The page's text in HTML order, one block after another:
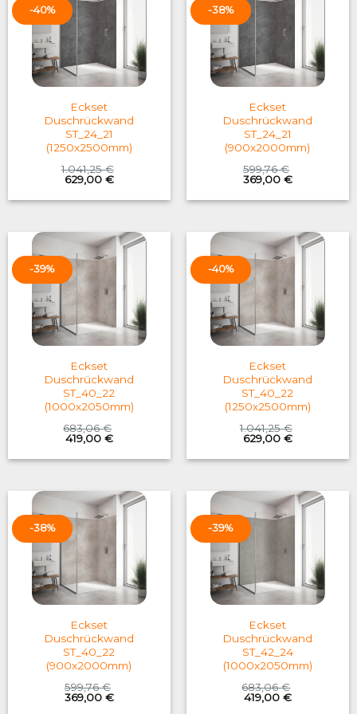
-40%
Eckset
Duschrückwand
ST_24_21
(1250x2500mm)
1.041,25€
Original
price
was:
629,00 €Current
is:
-38%
Eckset
Duschrückwand
ST_24_21
(900x2000mm)
599,76€
Original
price
was:
369,00 €Current
is:
-39%
Eckset
Duschrückwand
ST_40_22
(1000x2050mm)
683,06€
Original
price
was:
419,00 €Current
is:
-40%
Eckset
Duschrückwand
ST_40_22
(1250x2500mm)
1.041,25€
Original
price
was:
629,00 €Current
is:
-38%
Eckset
Duschrückwand
ST_40_22
(900x2000mm)
599,76€
Original
price
369,00 €Current
-39%
Eckset
Duschrückwand
ST_42_24
(1000x2050mm)
683,06€
Original
price
419,00 €Current